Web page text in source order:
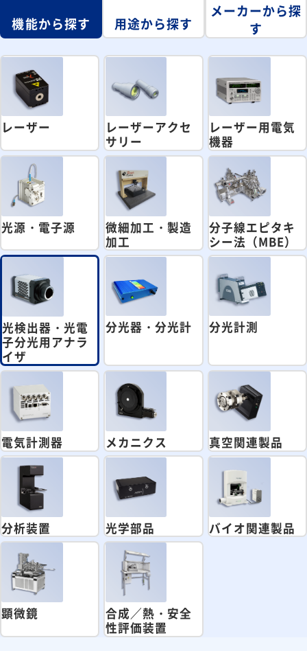
機能から探す 用途から探す
メーカーから探
す
レーザー
レーザーアクセ
サリー
レーザー用電気
機器
光源・電子源
微細加工・製造
加工
分子線エピタキ
シー法（MBE）
光検出器・光電
子分光用アナラ
イザ
分光器・分光計 分光計測
電気計測器 メカニクス 真空関連製品
分析装置 光学部品 バイオ関連製品
顕微鏡
合成／熱・安全
性評価装置